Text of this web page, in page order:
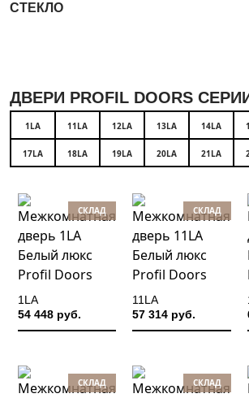
СТЕКЛО
ДВЕРИ PROFIL DOORS
1LA 11LA 12LA 13LA 14LA
17LA 18LA 19LA 20LA 21LA
СКЛАД
1LA
54 448 руб.
СКЛАД
11LA
57 314 руб.
СКЛАД СКЛАД